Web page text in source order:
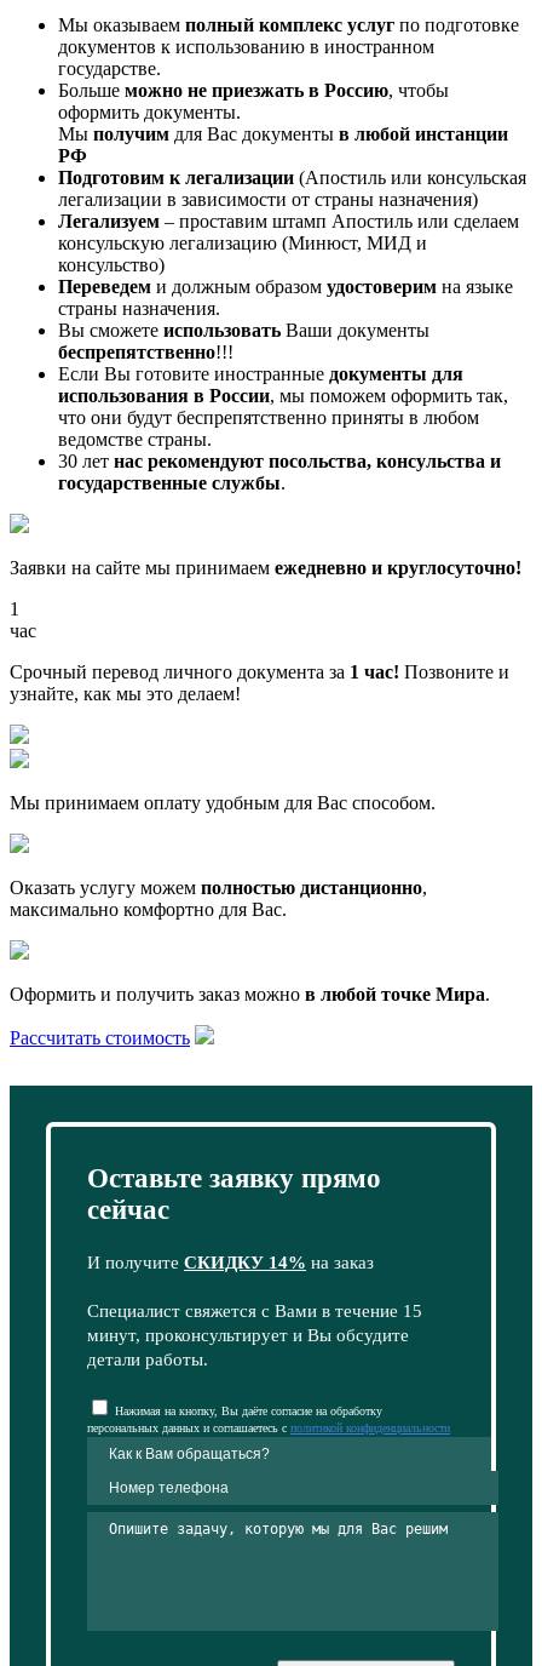
Мы оказываем полный комплекс услуг по подготовке
документов к использованию в иностранном
государстве.
Больше можно не приезжать в Россию, чтобы
оформить документы.
Мы получим для Вас документы в любой инстанции
РФ
Подготовим к легализации (Апостиль или консульская
легализации в зависимости от страны назначения)
Легализуем – проставим штамп Апостиль или сделаем
консульскую легализацию (Минюст, МИД и
консульство)
Переведем и должным образом удостоверим на языке
страны назначения.
Вы сможете использовать Ваши документы
беспрепятственно!!!
Если Вы готовите иностранные документы для
использования в России, мы поможем оформить так,
что они будут беспрепятственно приняты в любом
ведомстве страны.
30 лет нас рекомендуют посольства, консульства и
государственные службы.
Заявки на сайте мы принимаем ежедневно и круглосуточно!
1
час
Срочный перевод личного документа за 1 час! Позвоните и
узнайте, как мы это делаем!
Мы принимаем оплату удобным для Вас способом.
Оказать услугу можем полностью дистанционно,
максимально комфортно для Вас.
Оформить и получить заказ можно в любой точке Мира.
Рассчитать стоимость
Оставьте заявку прямо
сейчас
И получите СКИДКУ 14% на заказ
Специалист свяжется с Вами в течение 15
минут, проконсультирует и Вы обсудите
детали работы.
Нажимая на кнопку, Вы даёте согласие на обработку
персональных данных и соглашаетесь с политикой конфиденциальности